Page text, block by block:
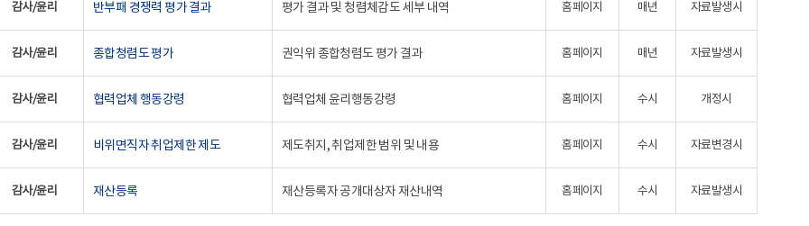
감사/윤리 반부패 경쟁력 평가 결과 평가 결과 및 청렴체감도 세부 내역 홈페이지 매년 자료발생시
감사/윤리 종합청렴도 평가 권익위 종합청렴도 평가 결과 홈페이지 매년 자료발생시
감사/윤리 협력업체 행동강령 협력업체 윤리행동강령 홈페이지 수시 개정시
감사/윤리 비위면직자 취업제한 제도 제도취지, 취업제한 범위 및 내용 홈페이지 수시 자료변경시
감사/윤리 재산등록 재산등록자 공개대상자 재산내역 홈페이지 수시 자료발생시